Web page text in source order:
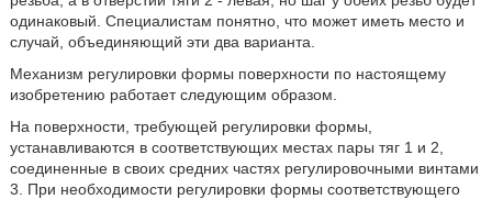
одинаковый. Специалистам понятно, что может иметь место и
случай, объединяющий эти два варианта.
Механизм регулировки формы поверхности по настоящему
изобретению работает следующим образом.
На поверхности, требующей регулировки формы,
устанавливаются в соответствующих местах пары тяг 1 и 2,
соединенные в своих средних частях регулировочными винтами
3. При необходимости регулировки формы соответствующего